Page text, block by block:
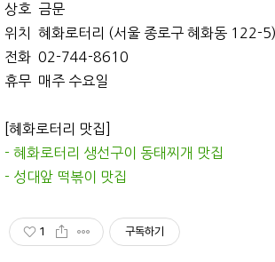
상호 금문
위치 혜화로터리 (서울 종로구 혜화동 122-5)
전화 02-744-8610
휴무 매주 수요일
[혜화로터리 맛집]
- 혜화로터리 생선구이 동태찌개 맛집
- 성대앞 떡볶이 맛집
1 구독하기